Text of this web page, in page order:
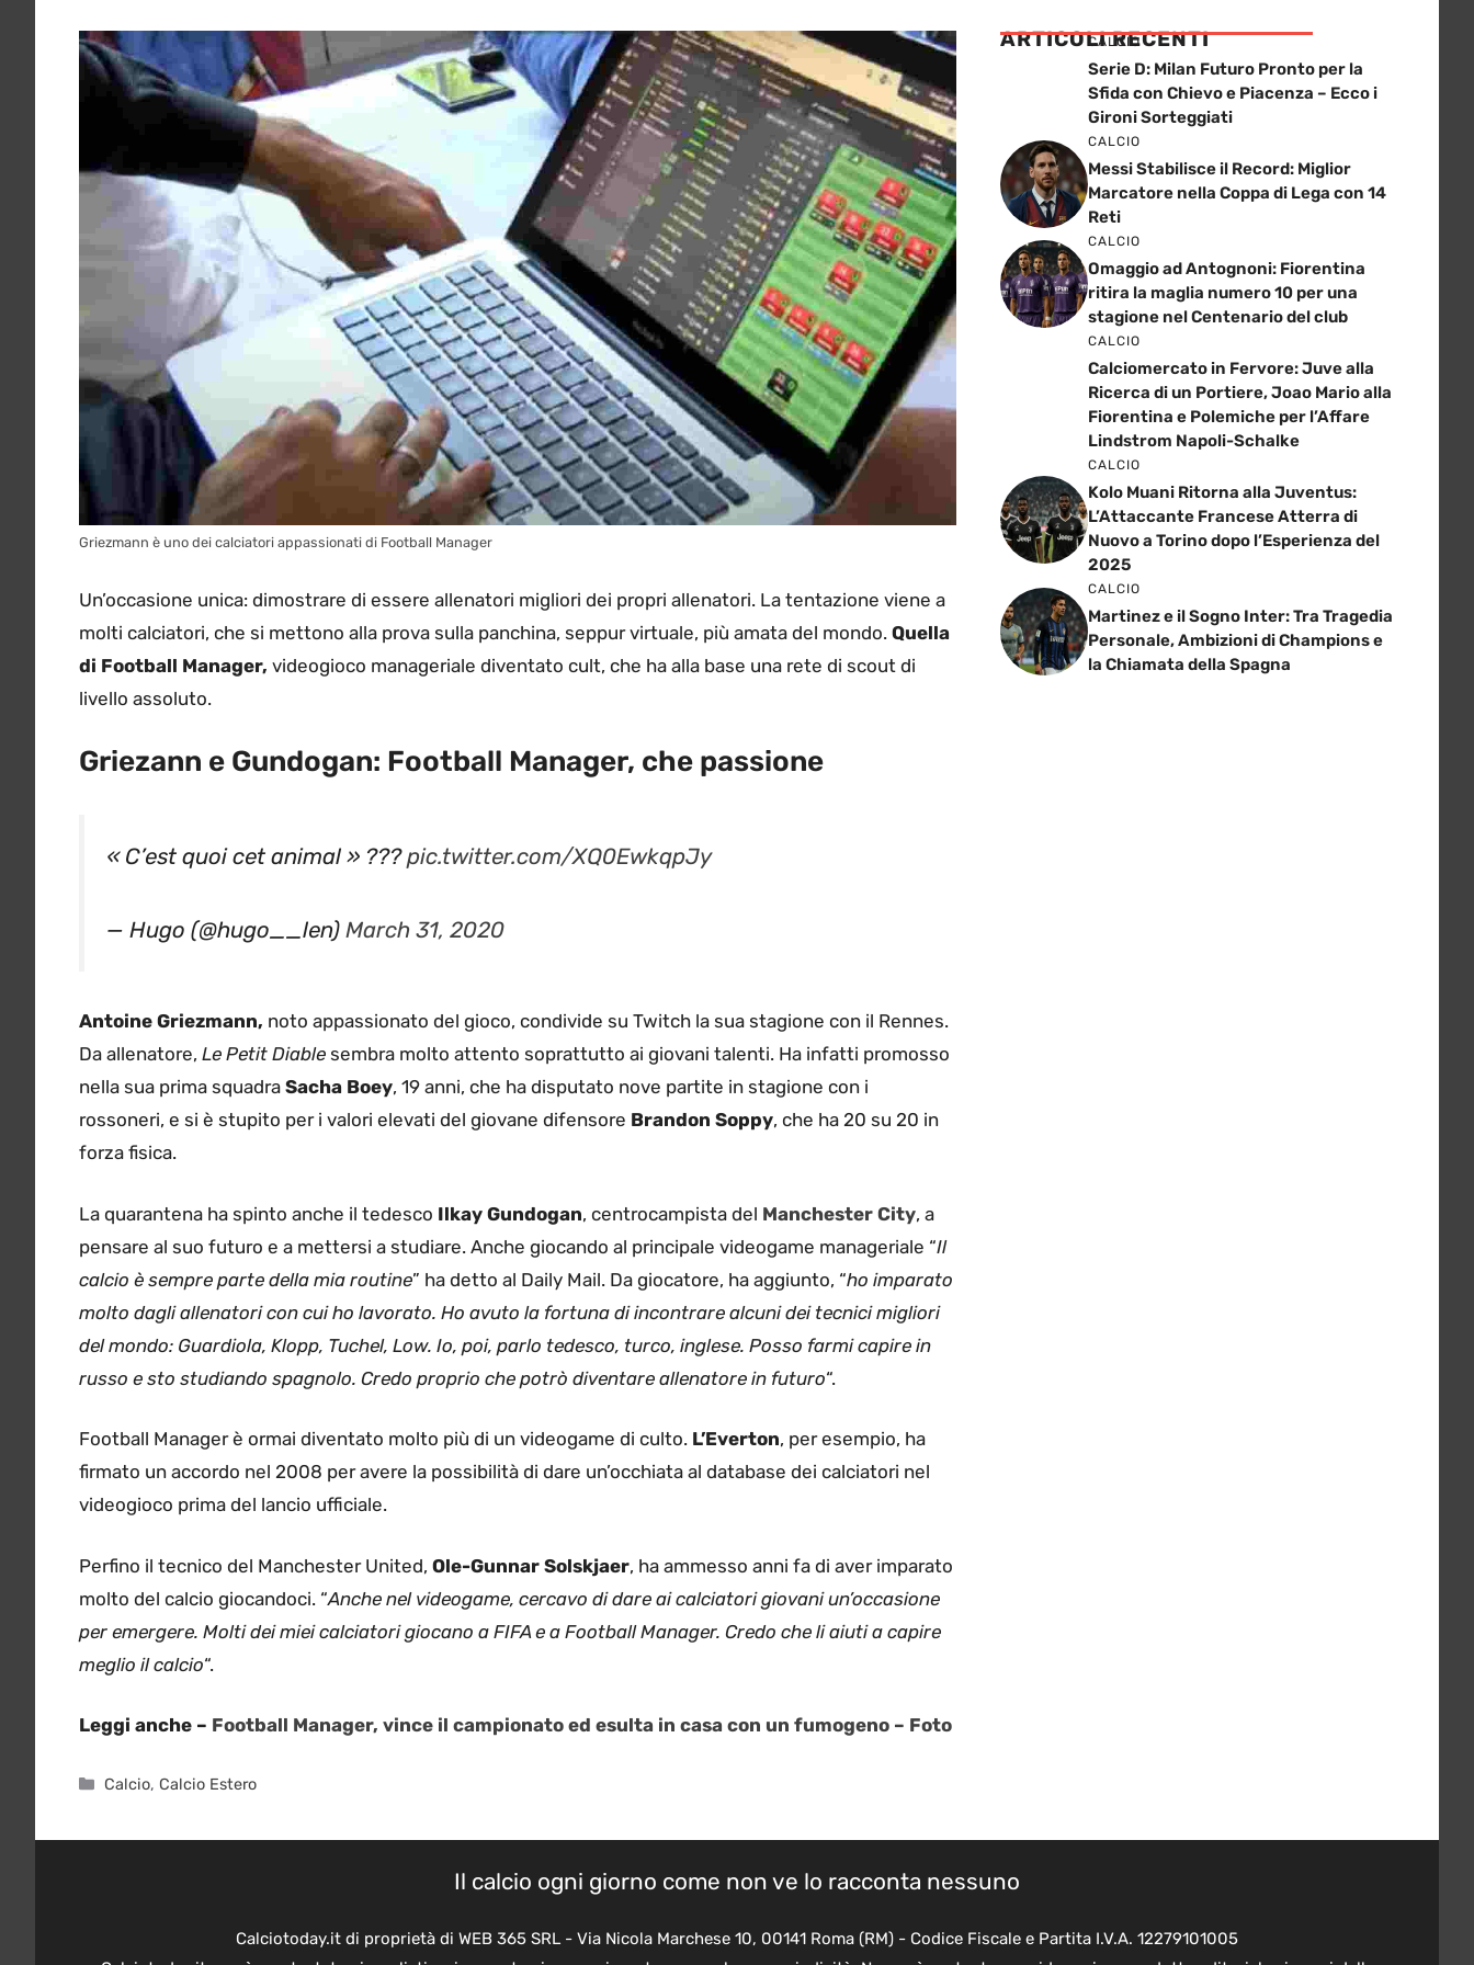
Griezmann è uno dei calciatori appassionati di Football Manager
Un’occasione unica: dimostrare di essere allenatori migliori dei propri allenatori. La tentazione viene a
molti calciatori, che si mettono alla prova sulla panchina, seppur virtuale, più amata del mondo. Quella
di Football Manager, videogioco manageriale diventato cult, che ha alla base una rete di scout di
livello assoluto.
Griezann e Gundogan: Football Manager, che passione
« C’est quoi cet animal » ??? pic.twitter.com/XQ0EwkqpJy
— Hugo (@hugo__len) March 31, 2020
Antoine Griezmann,
noto appassionato del gioco, condivide su Twitch la sua stagione con il Rennes.
Da allenatore, Le Petit Diable
sembra molto attento soprattutto ai giovani talenti. Ha infatti promosso
nella sua prima squadra
Sacha Boey
, 19 anni, che ha disputato nove partite in stagione con i
rossoneri, e si è stupito per i valori elevati del giovane difensore Brandon Soppy
, che ha 20 su 20 in
forza fisica.
La quarantena ha spinto anche il tedesco Ilkay Gundogan , centrocampista del Manchester City
pensare al suo futuro e a mettersi a studiare. Anche giocando al principale videogame manageriale “Il
calcio è sempre parte della mia routine ” ha detto al Daily Mail. Da giocatore, ha aggiunto, “ho imparato
molto dagli allenatori con cui ho lavorato. Ho avuto la fortuna di incontrare alcuni dei tecnici migliori
del mondo: Guardiola, Klopp, Tuchel, Low. Io, poi, parlo tedesco, turco, inglese. Posso farmi capire in
russo e sto studiando spagnolo. Credo proprio che potrò diventare allenatore in futuro “.
Football Manager è ormai diventato molto più di un videogame di culto. L’Everton
, per esempio, ha
firmato un accordo nel 2008 per avere la possibilità di dare un’occhiata al database dei calciatori nel
videogioco prima del lancio ufficiale.
Perfino il tecnico del Manchester United, Ole-Gunnar Solskjaer
, ha ammesso anni fa di aver imparato
molto del calcio giocandoci. “ Anche nel videogame, cercavo di dare ai calciatori giovani un’occasione
per emergere. Molti dei miei calciatori giocano a FIFA e a Football Manager. Credo che li aiuti a capire
meglio il calcio “.
Leggi anche – Football Manager, vince il campionato ed esulta in casa con un fumogeno – Foto
Calcio Calcio Estero
ARTICOLI RECENTI
CALCIO
Serie D: Milan Futuro Pronto per la
Sfida con Chievo e Piacenza – Ecco i
Gironi Sorteggiati
CALCIO
Messi Stabilisce il Record: Miglior
Marcatore nella Coppa di Lega con 14
Reti
CALCIO
Omaggio ad Antognoni: Fiorentina
ritira la maglia numero 10 per una
stagione nel Centenario del club
CALCIO
Calciomercato in Fervore: Juve alla
Ricerca di un Portiere, Joao Mario alla
Fiorentina e Polemiche per l’Affare
Lindstrom Napoli-Schalke
CALCIO
Kolo Muani Ritorna alla Juventus:
L’Attaccante Francese Atterra di
Nuovo a Torino dopo l’Esperienza del
2025
CALCIO
Martinez e il Sogno Inter: Tra Tragedia
Personale, Ambizioni di Champions e
la Chiamata della Spagna
Il calcio ogni giorno come non ve lo racconta nessuno
Calciotoday.it di proprietà di WEB 365 SRL - Via Nicola Marchese 10, 00141 Roma (RM) - Codice Fiscale e Partita I.V.A. 12279101005
Calciotoday.it non è una testata giornalistica, in quanto viene aggiornato senza alcuna periodicità. Non può pertanto considerarsi un prodotto editoriale ai sensi della